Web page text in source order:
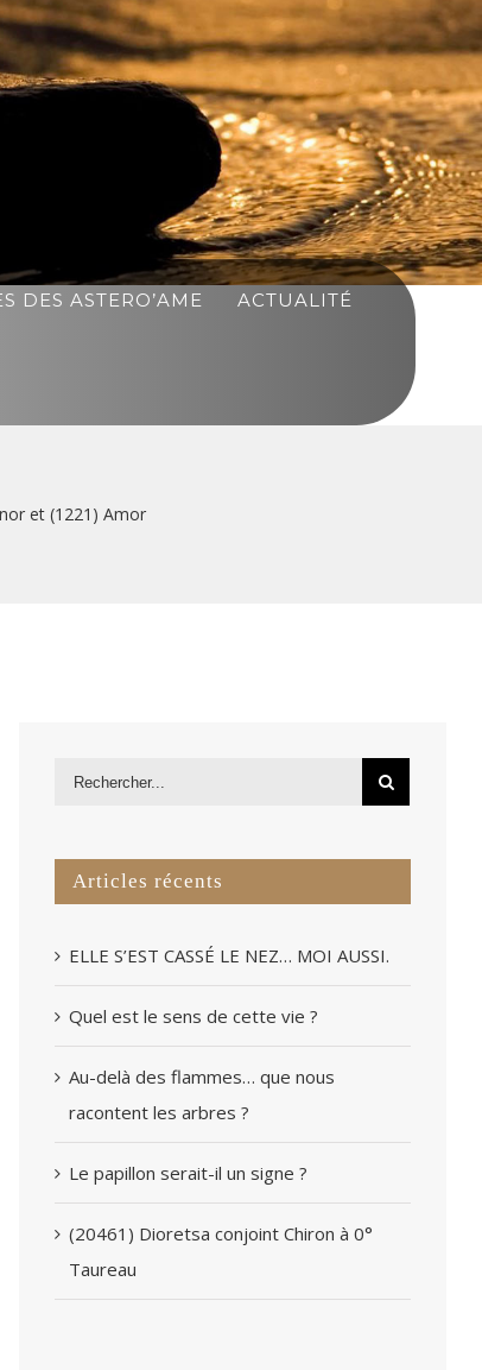
DES ASTERO’AME ACTUALITÉ
et (1221) Amor
Articles récents
ELLE S’EST CASSÉ LE NEZ… MOI AUSSI.
Quel est le sens de cette vie ?
Au-delà des flammes… que nous
racontent les arbres ?
Le papillon serait-il un signe ?
(20461) Dioretsa conjoint Chiron à 0°
Taureau